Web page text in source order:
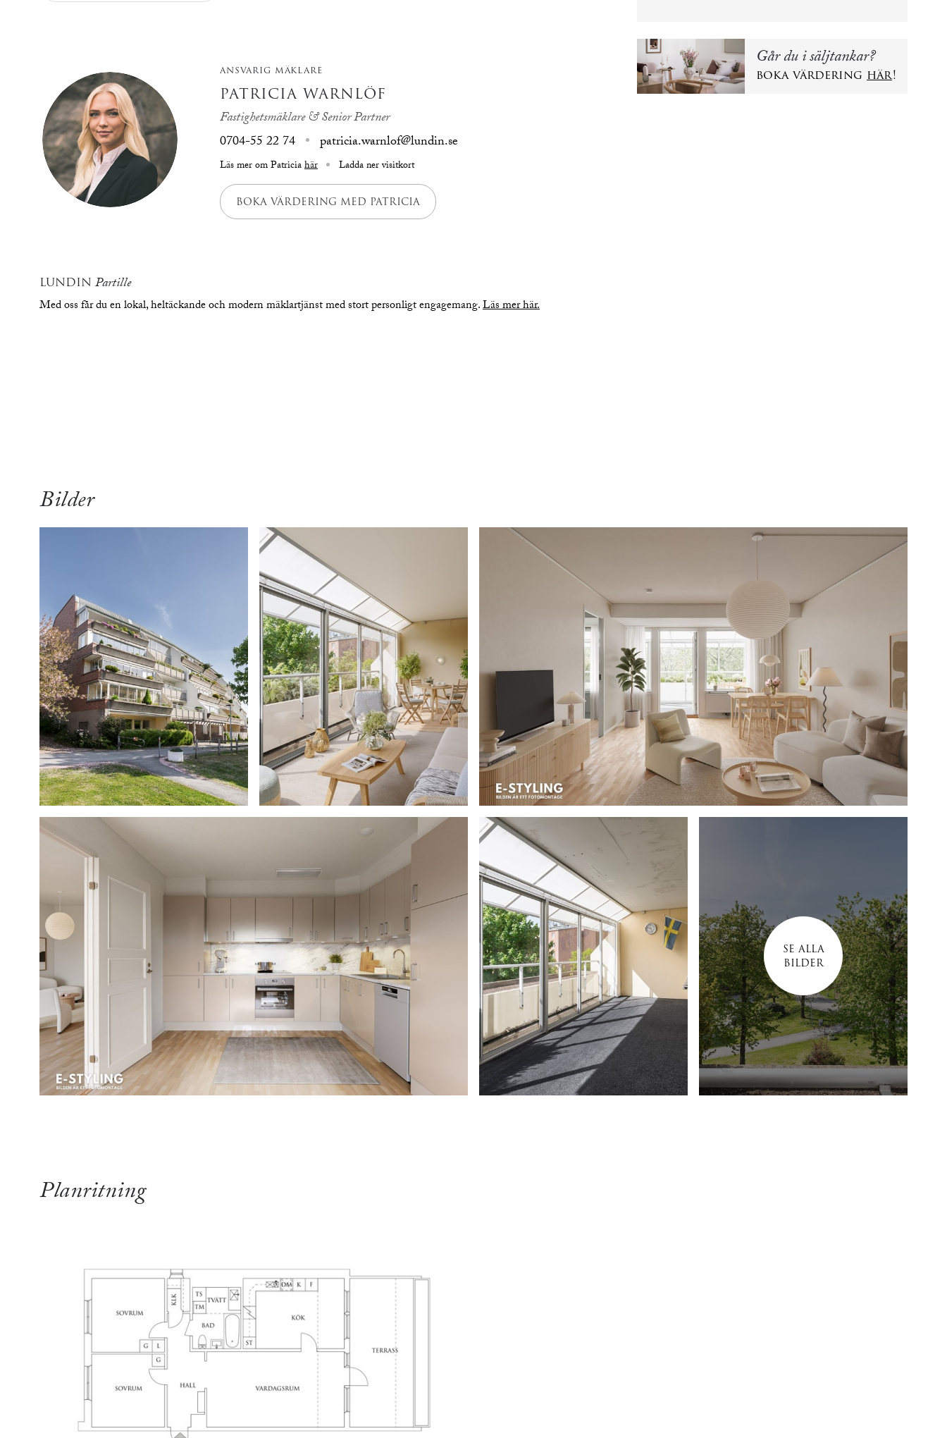
ANSVARIG MÄKLARE
PATRICIA WARNLÖF
Fastighetsmäklare & Senior Partner
0704-55 22 74
patricia.warnlof@lundin.se
Läs mer om Patriciahär Ladda ner visitkort
BOKA VÄRDERING MED PATRICIA
LUNDIN Partille
Med oss får du en lokal, heltäckande och modern mäklartjänst med stort personligt engagemang.Läs mer här.
Går du i säljtankar?
boka värdering här!
Bilder
SE ALLA
BILDER
Planritning